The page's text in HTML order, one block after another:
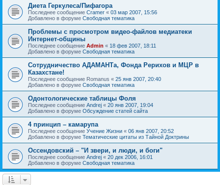
Диета Геркулеса/Пифагора
Последнее сообщение Cramer « 03 мар 2007, 15:56
Добавлено в форуме Свободная тематика
Проблемы с просмотром видео-файлов медиатеки
Интернет-общины
Последнее сообщение Admin « 18 фев 2007, 18:11
Добавлено в форуме Свободная тематика
Сотрудничество АДАМАНТа, Фонда Рерихов и МЦР в
Казахстане!
Последнее сообщение Romanus « 25 янв 2007, 20:40
Добавлено в форуме Свободная тематика
Одонтологические таблицы Фоля
Последнее сообщение Andrej « 20 янв 2007, 19:04
Добавлено в форуме Обсуждение статей сайта
4 принцип – камарупа
Последнее сообщение Учение Жизни « 06 янв 2007, 20:52
Добавлено в форуме Тематические цитаты из Тайной Доктрины
Оссендовский – "И звери, и люди, и боги"
Последнее сообщение Andrej « 20 дек 2006, 16:01
Добавлено в форуме Свободная тематика